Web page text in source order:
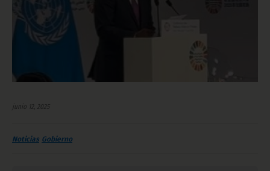
junio 12, 2025
Noticias Gobierno